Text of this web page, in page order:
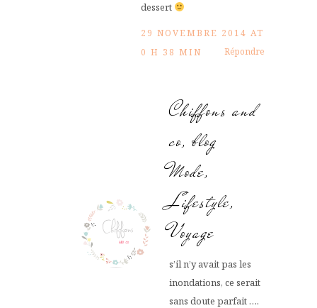
dessert
29 NOVEMBRE 2014 AT
0 H 38 MIN
Répondre
Chiffons and
co, blog
Mode,
Lifestyle,
Voyage
s’il n’y avait pas les
inondations, ce serait
sans doute parfait ….